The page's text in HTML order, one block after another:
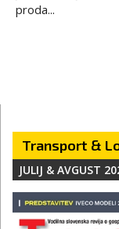
proda...
Transport &
JULIJ & AVGUST